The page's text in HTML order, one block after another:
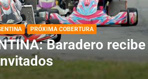
Horarios para la